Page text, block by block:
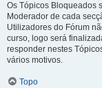
Os Tópicos Bloqueados
Moderador de cada
Utilizadores do Fórum
curso, logo será
responder nestes
vários motivos.
Topo